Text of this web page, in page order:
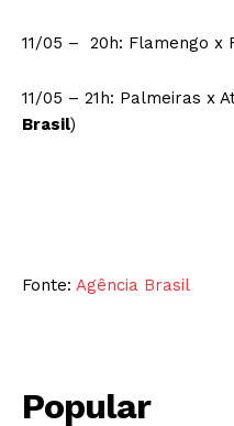
11/05 – 20h: Flamengo x
11/05 – 21h: Palmeiras x
Brasil)
Fonte: Agência Brasil
Popular